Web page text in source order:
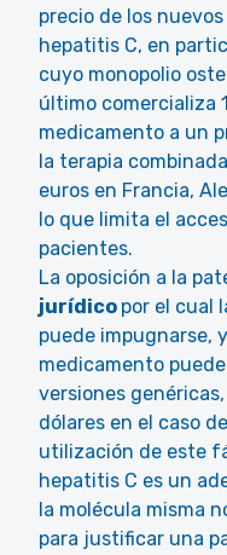
precio de los
hepatitis C, en
cuyo monopolio
último comercializa
medicamento a un
la terapia
euros en Francia,
lo que limita el
pacientes.
La oposición a la
jurídico por el cual
puede impugnarse,
medicamento
versiones
dólares en el caso
utilización de este
hepatitis C es un
la molécula misma
para justificar una